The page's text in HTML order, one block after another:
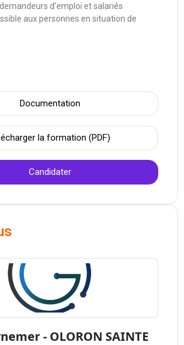
d’emploi et salariés
aux personnes en situation de
Documentation
la formation (PDF)
Candidater
- OLORON SAINTE